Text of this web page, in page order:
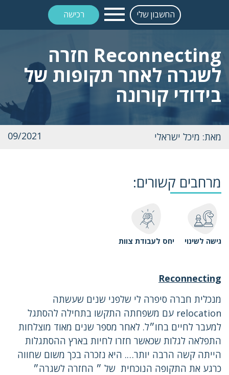
החשבון שלי רכישה
Reconnecting חזרה
לשגרה לאחר תקופות של
בידודי קורונה
מאת: מיכל ישראלי 09/2021
מרחבים קשורים:
גישה לשינוי יחס לעבודת צוות
Reconnecting
מנכלית חברה סיפרה לי שלפני שנים שעשתה
relocation עם משפחתה התקשו בתחילה להסתגל
למעבר לחיים בחו״ל. לאחר מספר שנים מאוד מוצלחות
התפלאה לגלות שכאשר חזרו לחיות בארץ ההסתגלות
הייתה קשה הרבה יותר…. היא נזכרה בכך משום שחווה
כרגע את התקופה הנוכחית של ״ החזרה לשגרה״